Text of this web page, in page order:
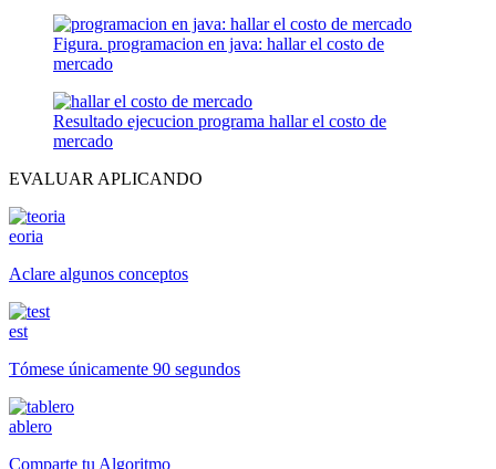
Figura. programacion en java: hallar el costo de
mercado
Resultado ejecucion programa hallar el costo de
mercado
EVALUAR APLICANDO
eoria
Aclare algunos conceptos
est
Tómese únicamente 90 segundos
ablero
Comparte tu Algoritmo